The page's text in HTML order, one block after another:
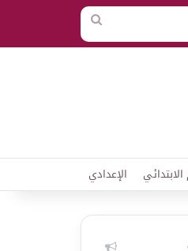
بحث
عن
الابتدائي الإعدادي